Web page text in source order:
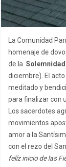
La Comunidad
homenaje de
de la
diciembre). El
meditado y
para finalizar con
Los sacerdotes
movimientos
amor a la
con el rezo del
felíz inicio de las